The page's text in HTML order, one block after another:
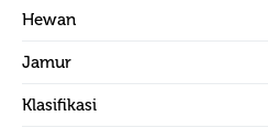
Hewan
Jamur
Klasifikasi